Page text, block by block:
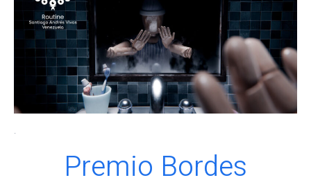
.
Premio Bordes